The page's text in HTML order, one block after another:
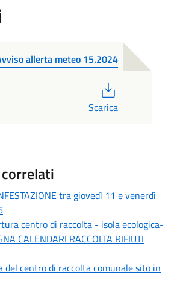
allerta meteo 15.2024
Scarica
tra giovedì 11 e venerdì
centro di raccolta - isola ecologica-
CALENDARI RACCOLTA RIFIUTI
del centro di raccolta comunale sito in